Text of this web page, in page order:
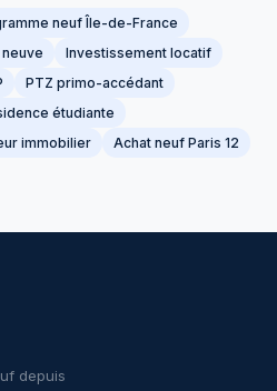
neuf Île-de-France
Investissement locatif
PTZ primo-accédant
étudiante
immobilier
Achat neuf Paris 12
depuis